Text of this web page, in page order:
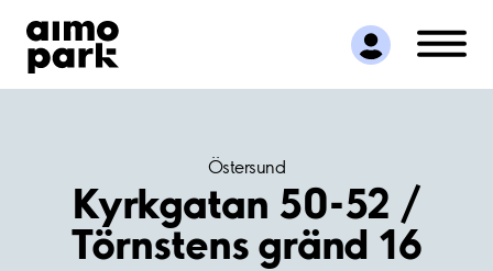
Hitta parkering
Samarbete
Kundservice
Östersund
Kyrkgatan 50-52 /
Törnstens gränd 16